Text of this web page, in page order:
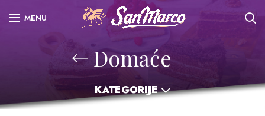
MENU
Domaće
KATEGORIJE